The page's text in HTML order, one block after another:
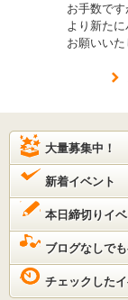
お手数です
より新た
お願いいた
大量募集中！
新着イベント
本日締切りイ
ブログなしで
チェックした